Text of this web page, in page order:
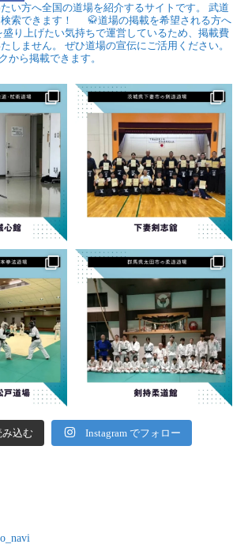
い方へ全国の道場を紹介するサイトです。
武道
索できます！
🥋道場の掲載を希望される方へ
盛り上げたい気持ちで運営しているため、掲載費
しません。
ぜひ道場の宣伝にご活用ください。
から掲載できます。
込む Instagram でフォロー